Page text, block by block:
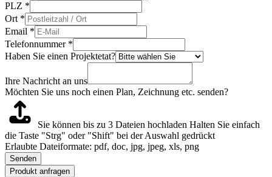
PLZ *
Ort *
Email *
Telefonnummer *
Haben Sie einen Projektetat?
Ihre Nachricht an uns
Möchten Sie uns noch einen Plan, Zeichnung etc. senden?
Sie können bis zu 3 Dateien hochladen Halten Sie einfach
die Taste "Strg" oder "Shift" bei der Auswahl gedrückt
Erlaubte Dateiformate: pdf, doc, jpg, jpeg, xls, png
Senden
Produkt anfragen